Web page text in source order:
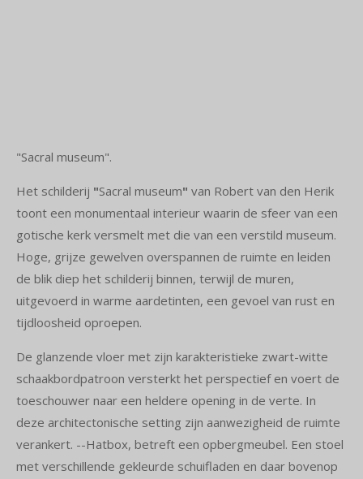
"Sacral museum".
Het schilderij "Sacral museum" van Robert van den Herik
toont een monumentaal interieur waarin de sfeer van een
gotische kerk versmelt met die van een verstild museum.
Hoge, grijze gewelven overspannen de ruimte en leiden
de blik diep het schilderij binnen, terwijl de muren,
uitgevoerd in warme aardetinten, een gevoel van rust en
tijdloosheid oproepen.
De glanzende vloer met zijn karakteristieke zwart-witte
schaakbordpatroon versterkt het perspectief en voert de
toeschouwer naar een heldere opening in de verte. In
deze architectonische setting zijn aanwezigheid de ruimte
verankert. --Hatbox, betreft een opbergmeubel. Een stoel
met verschillende gekleurde schuifladen en daar bovenop